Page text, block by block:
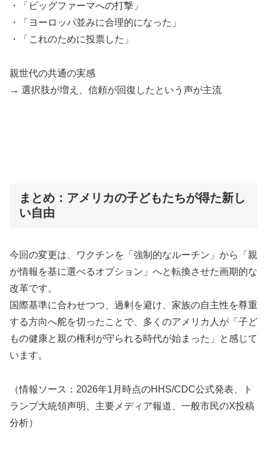
・「ビッグファーマへの打撃」
・「ヨーロッパ並みに合理的になった」
・「これのために投票した」
親世代の共通の実感
→ 選択肢が増え、信頼が回復したという声が主流
まとめ：アメリカの子どもたちが得た新し
い自由
今回の変更は、ワクチンを「強制的なルーチン」から「親
が情報を基に選べるオプション」へと転換させた画期的な
改革です。
国際基準に合わせつつ、過剰を避け、家族の自主性を尊重
する方向へ舵を切ったことで、多くのアメリカ人が「子ど
もの健康と親の権利が守られる時代が始まった」と感じて
います。
（情報ソース：2026年1月時点のHHS/CDC公式発表、ト
ランプ大統領声明、主要メディア報道、一般市民のX投稿
分析）